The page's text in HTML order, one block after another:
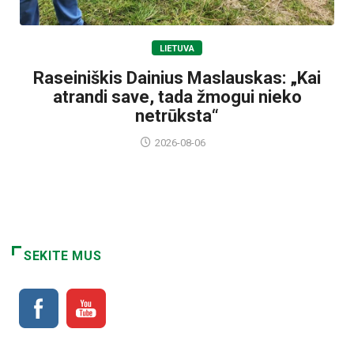
LIETUVA
Raseiniškis Dainius Maslauskas: „Kai
atrandi save, tada žmogui nieko
netrūksta“
2026-08-06
SEKITE MUS